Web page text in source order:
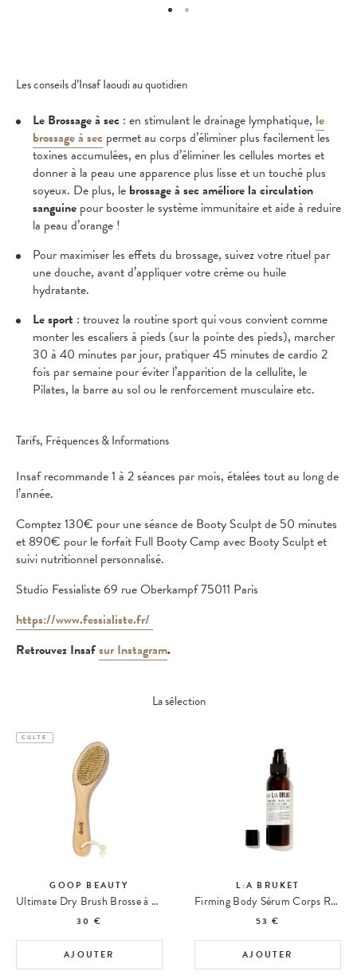
Les conseils d’Insaf Iaoudi au quotidien
Le Brossage à sec : en stimulant le drainage lymphatique, le
brossage à sec permet au corps d’éliminer plus facilement les
toxines accumulées, en plus d’éliminer les cellules mortes et
donner à la peau une apparence plus lisse et un touché plus
soyeux. De plus, le brossage à sec améliore la circulation
sanguine pour booster le système immunitaire et aide à reduire
la peau d’orange !
Pour maximiser les effets du brossage, suivez votre rituel par
une douche, avant d’appliquer votre crème ou huile
hydratante.
Le sport : trouvez la routine sport qui vous convient comme
monter les escaliers à pieds (sur la pointe des pieds), marcher
30 à 40 minutes par jour, pratiquer 45 minutes de cardio 2
fois par semaine pour éviter l’apparition de la cellulite, le
Pilates, la barre au sol ou le renforcement musculaire etc.
Tarifs, Fréquences & Informations
Insaf recommande 1 à 2 séances par mois, étalées tout au long de
l’année.
Comptez 130€ pour une séance de Booty Sculpt de 50 minutes
et 890€ pour le forfait Full Booty Camp avec Booty Sculpt et
suivi nutritionnel personnalisé.
Studio Fessialiste 69 rue Oberkampf 75011 Paris
https://www.fessialiste.fr/
Retrouvez Insafsur Instagram.
La sélection
CULTE
GOOP BEAUTY
Ultimate Dry Brush Brosse à Sec
30 €
AJOUTER
L:A BRUKET
Firming Body Sérum Corps Raffermissant 290
53 €
AJOUTER